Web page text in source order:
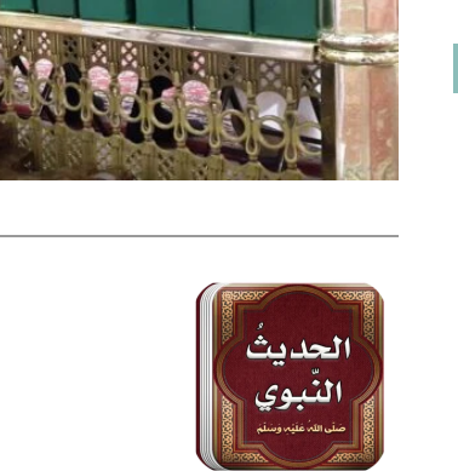
مروان بن جابر الجهني on يناير 6, 2024
لدي بحث أرغب بتحكيمه ماهو السبيل الى ذلك؟ وبكم التحكيم